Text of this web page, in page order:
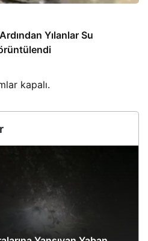
Yılanlar Su
kapalı.